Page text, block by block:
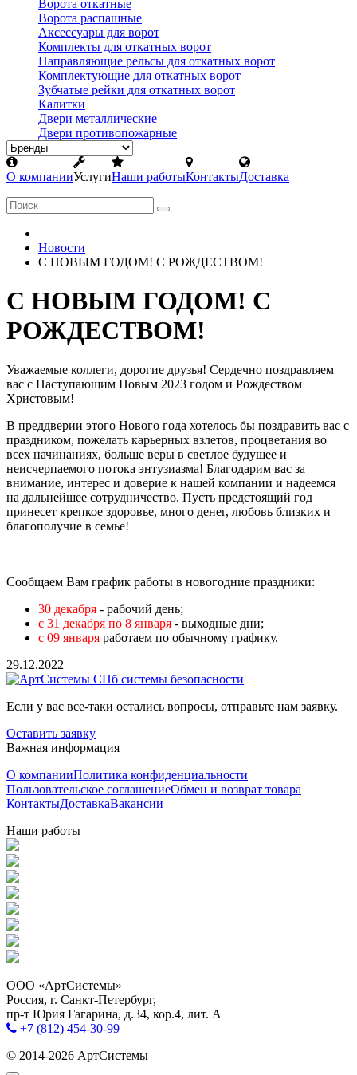
Ворота откатные
Ворота распашные
Аксессуары для ворот
Комплекты для откатных ворот
Направляющие рельсы для откатных ворот
Комплектующие для откатных ворот
Зубчатые рейки для откатных ворот
Калитки
Двери металлические
Двери противопожарные
О компанииУслугиНаши работыКонтактыДоставка
Новости
С НОВЫМ ГОДОМ! С РОЖДЕСТВОМ!
С НОВЫМ ГОДОМ! С
РОЖДЕСТВОМ!
Уважаемые коллеги, дорогие друзья! Сердечно поздравляем
вас с Наступающим Новым 2023 годом и Рождеством
Христовым!
В преддверии этого Нового года хотелось бы поздравить вас с
праздником, пожелать карьерных взлетов, процветания во
всех начинаниях, больше веры в светлое будущее и
неисчерпаемого потока энтузиазма! Благодарим вас за
внимание, интерес и доверие к нашей компании и надеемся
на дальнейшее сотрудничество. Пусть предстоящий год
принесет крепкое здоровье, много денег, любовь близких и
благополучие в семье!
Сообщаем Вам график работы в новогодние праздники:
30 декабря - рабочий день;
с 31 декабря по 8 января - выходные дни;
с 09 января работаем по обычному графику.
29.12.2022
Если у вас все-таки остались вопросы, отправьте нам заявку.
Оставить заявку
Важная информация
О компанииПолитика конфиденциальности
Пользовательское соглашениеОбмен и возврат товара
КонтактыДоставкаВакансии
Наши работы
ООО «АртСистемы»
Россия, г. Санкт-Петербург,
пр-т Юрия Гагарина, д.34, кор.4, лит. А
+7 (812) 454-30-99
© 2014-2026 АртСистемы